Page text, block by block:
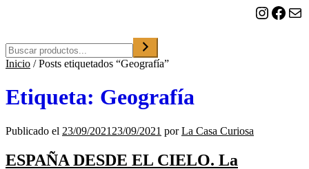
c
a
e
g
r
Instagram Facebook Correo electrónico
Buscar
Inicio /Posts etiquetados “Geografía”
Etiqueta: Geografía
Publicado el 23/09/2021 23/09/2021 porLa Casa Curiosa
ESPAÑA DESDE EL CIELO. La